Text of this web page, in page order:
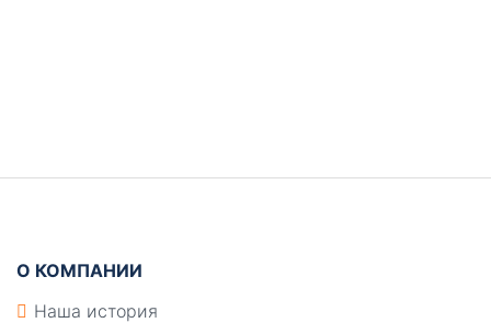
О КОМПАНИИ
Наша история